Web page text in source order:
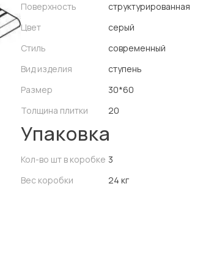
Поверхность
структурированная
Цвет
серый
Стиль
современный
Вид изделия
ступень
Размер
30*60
Толщина плитки
20
Упаковка
Кол-во шт в коробке 3
Вес коробки
24 кг